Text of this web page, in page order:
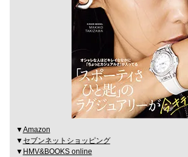
▼Amazon
▼セブンネットショッピング
▼ HMV&BOOKS online